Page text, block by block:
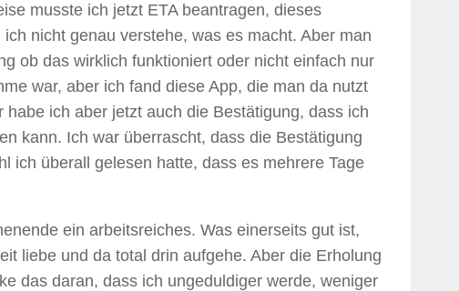
musste ich jetzt ETA beantragen, dieses
nicht genau verstehe, was es macht. Aber man
ob das wirklich funktioniert oder nicht einfach nur
war, aber ich fand diese App, die man da nutzt
ich aber jetzt auch die Bestätigung, dass ich
kann. Ich war überrascht, dass die Bestätigung
ich überall gelesen hatte, dass es mehrere Tage
ein arbeitsreiches. Was einerseits gut ist,
liebe und da total drin aufgehe. Aber die Erholung
das daran, dass ich ungeduldiger werde, weniger